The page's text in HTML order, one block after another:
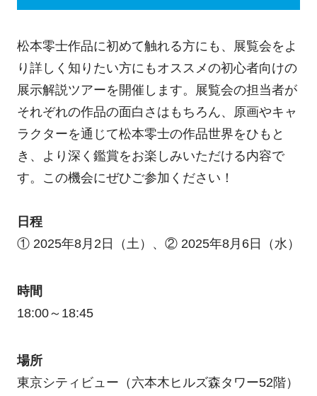
松本零士作品に初めて触れる方にも、展覧会をよ
り詳しく知りたい方にもオススメの初心者向けの
展示解説ツアーを開催します。展覧会の担当者が
それぞれの作品の面白さはもちろん、原画やキャ
ラクターを通じて松本零士の作品世界をひもと
き、より深く鑑賞をお楽しみいただける内容で
す。この機会にぜひご参加ください！
日程
① 2025年8月2日（土）、② 2025年8月6日（水）
時間
18:00～18:45
場所
東京シティビュー（六本木ヒルズ森タワー52階）